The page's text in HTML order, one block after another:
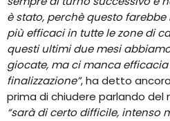
è stato, perchè questo
più efficaci in tutte le zone di
questi ultimi due mesi
giocate, ma ci manca
finalizzazione”, ha detto
prima di chiudere parlando del
“sarà di certo difficile, intenso